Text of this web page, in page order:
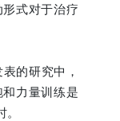
式对于治疗
的研究中，
力量训练是
。